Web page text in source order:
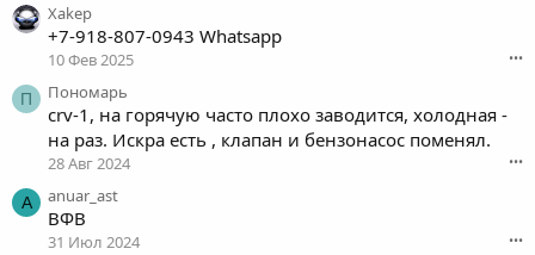
Xakep
+7-918-807-0943 Whatsapp
10 Фев 2025 •••
П Пономарь
crv-1, на горячую часто плохо заводится, холодная -
на раз. Искра есть , клапан и бензонасос поменял.
28 Авг 2024 •••
A anuar_ast
ВФВ
31 Июл 2024 •••